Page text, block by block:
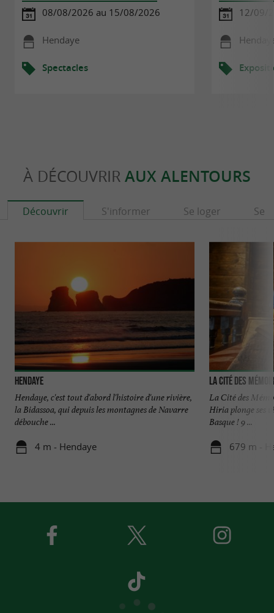
08/08/2026 au 15/08/2026
Hendaye
Spectacles
12/09/
À DÉCOUVRIR AUX ALENTOURS
Découvrir S'informer Se loger Se
Hendaye
Hendaye, c'est tout d'abord l'histoire d'une rivière,
la Bidassoa, qui depuis les montagnes de Navarre
débouche ...
4 m - Hendaye
La cité des
La Cité des
Hiria plonge ses
Basque ! 9 ...
679 m -